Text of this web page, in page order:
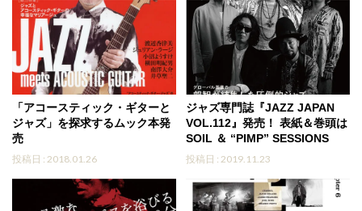
「アコースティック・ギターと
ジャズ」を探求するムック本発
売
投稿日 : 2018.01.26
ジャズ専門誌『JAZZ JAPAN
VOL.112』発売！ 表紙＆巻頭は
SOIL ＆ “PIMP” SESSIONS
投稿日 : 2019.11.23